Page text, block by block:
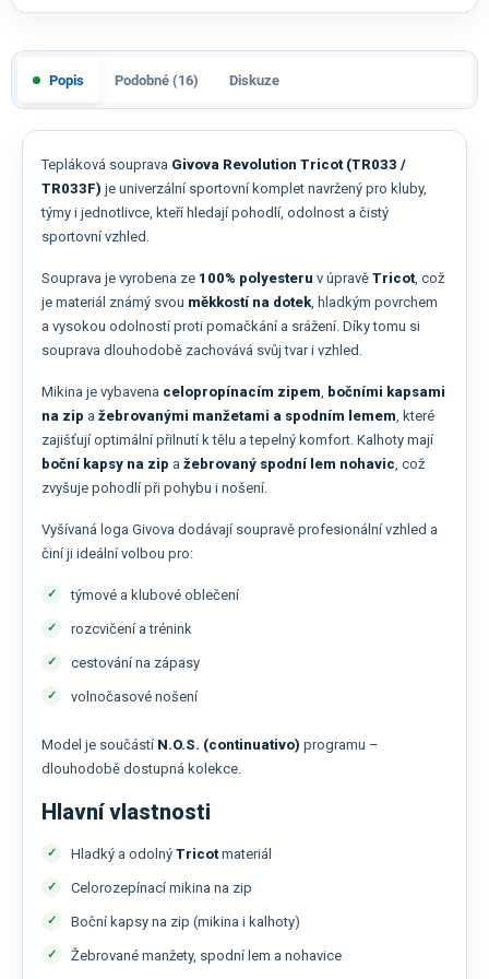
Popis Podobné (16) Diskuze
Tepláková souprava Givova Revolution Tricot (TR033 /
TR033F) je univerzální sportovní komplet navržený pro kluby,
týmy i jednotlivce, kteří hledají pohodlí, odolnost a čistý
sportovní vzhled.
Souprava je vyrobena ze 100% polyesteru v úpravě Tricot, což
je materiál známý svou měkkostí na dotek, hladkým povrchem
a vysokou odolností proti pomačkání a srážení. Díky tomu si
souprava dlouhodobě zachovává svůj tvar i vzhled.
Mikina je vybavena celopropínacím zipem, bočními kapsami
na zip a žebrovanými manžetami a spodním lemem, které
zajišťují optimální přilnutí k tělu a tepelný komfort. Kalhoty mají
boční kapsy na zip a žebrovaný spodní lem nohavic, což
zvyšuje pohodlí při pohybu i nošení.
Vyšívaná loga Givova dodávají soupravě profesionální vzhled a
činí ji ideální volbou pro:
týmové a klubové oblečení
rozcvičení a trénink
cestování na zápasy
volnočasové nošení
Model je součástí N.O.S. (continuativo) programu –
dlouhodobě dostupná kolekce.
Hlavní vlastnosti
Hladký a odolný Tricotmateriál
Celorozepínací mikina na zip
Boční kapsy na zip (mikina i kalhoty)
Žebrované manžety, spodní lem a nohavice